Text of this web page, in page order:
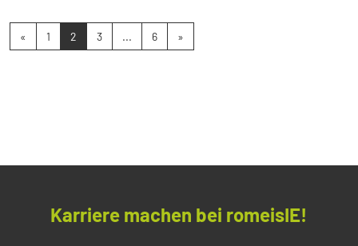
« 1 2 3 ... 6 »
Karriere machen bei romeisIE!